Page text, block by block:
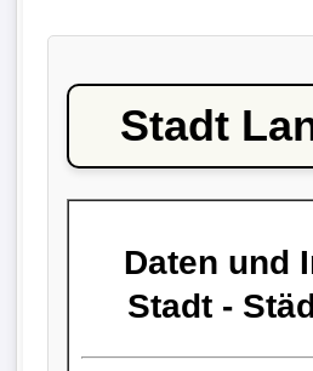
Stadt
Daten und
Stadt -